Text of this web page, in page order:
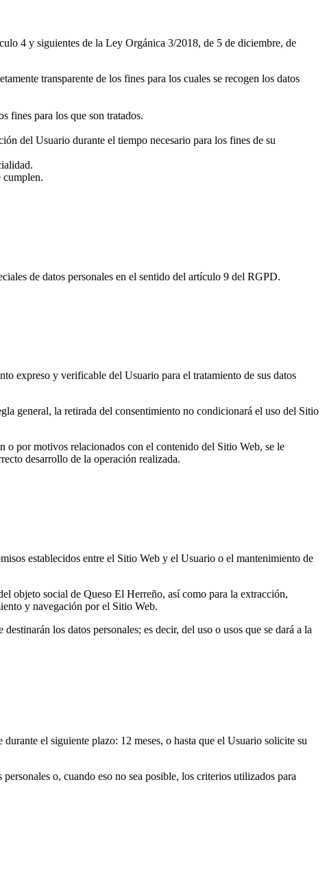
4 y siguientes de la Ley Orgánica 3/2018, de 5 de diciembre, de
transparente de los fines para los cuales se recogen los datos
fines para los que son tratados.
del Usuario durante el tiempo necesario para los fines de su
cumplen.
de datos personales en el sentido del artículo 9 del RGPD.
expreso y verificable del Usuario para el tratamiento de sus datos
general, la retirada del consentimiento no condicionará el uso del Sitio
o por motivos relacionados con el contenido del Sitio Web, se le
desarrollo de la operación realizada.
establecidos entre el Sitio Web y el Usuario o el mantenimiento de
objeto social de Queso El Herreño, así como para la extracción,
y navegación por el Sitio Web.
los datos personales; es decir, del uso o usos que se dará a la
el siguiente plazo: 12 meses, o hasta que el Usuario solicite su
o, cuando eso no sea posible, los criterios utilizados para